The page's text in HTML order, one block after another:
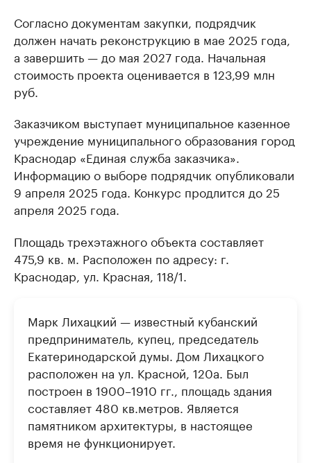
Согласно документам закупки, подрядчик
должен начать реконструкцию в мае 2025 года,
а завершить — до мая 2027 года. Начальная
стоимость проекта оценивается в 123,99 млн
руб.
Заказчиком выступает муниципальное казенное
учреждение муниципального образования город
Краснодар «Единая служба заказчика».
Информацию о выборе подрядчик опубликовали
9 апреля 2025 года. Конкурс продлится до 25
апреля 2025 года.
Площадь трехэтажного объекта составляет
475,9 кв. м. Расположен по адресу: г.
Краснодар, ул. Красная, 118/1.
Марк Лихацкий — известный кубанский
предприниматель, купец, председатель
Екатеринодарской думы. Дом Лихацкого
расположен на ул. Красной, 120а. Был
построен в 1900–1910 гг., площадь здания
составляет 480 кв.метров. Является
памятником архитектуры, в настоящее
время не функционирует.